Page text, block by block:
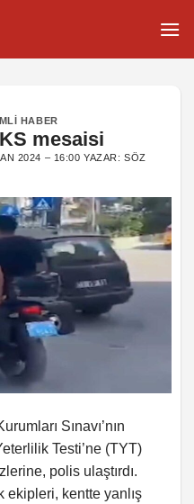
HABER
mesaisi
2024 – 16:00 YAZAR:SÖZ
Sınavı’nın
Testi’ne (TYT)
polis ulaştırdı.
ekipleri, kentte yanlış